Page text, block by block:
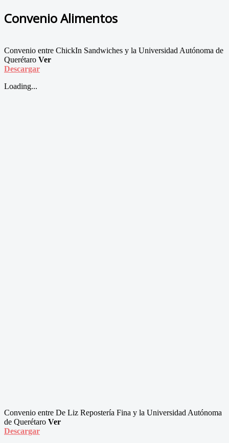
Convenio Alimentos
Convenio entre ChickIn Sandwiches y la Universidad Autónoma de
Querétaro Ver
Descargar
Loading...
Convenio entre De Liz Repostería Fina y la Universidad Autónoma
de Querétaro Ver
Descargar